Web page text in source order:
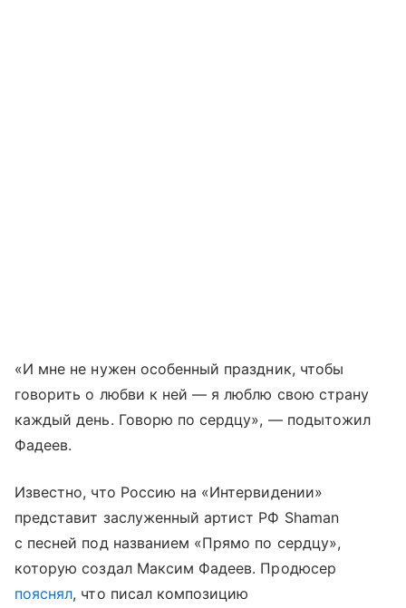
«И мне не нужен особенный праздник, чтобы
говорить о любви к ней — я люблю свою страну
каждый день. Говорю по сердцу», — подытожил
Фадеев.
Известно, что Россию на «Интервидении»
представит заслуженный артист РФ Shaman
с песней под названием «Прямо по сердцу»,
которую создал Максим Фадеев. Продюсер
пояснял, что писал композицию